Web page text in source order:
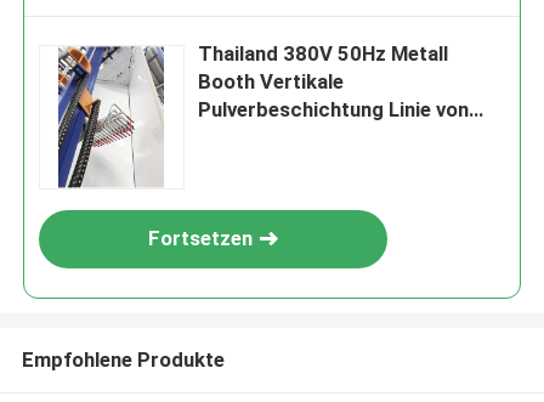
EINREICHUNGEN
Thailand 380V 50Hz Metall
Booth Vertikale
Pulverbeschichtung Linie von
Fortsetzen
Empfohlene Produkte